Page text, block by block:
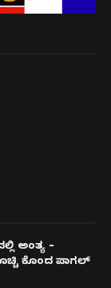
ಅಂತ್ಯ –
ಕೊಂದ ಪಾಗಲ್